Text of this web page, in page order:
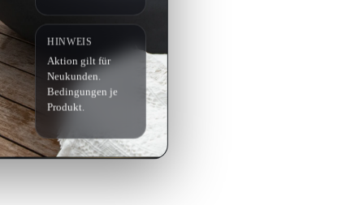
HINWEIS
Aktion gilt für
Neukunden.
Bedingungen je
Produkt.